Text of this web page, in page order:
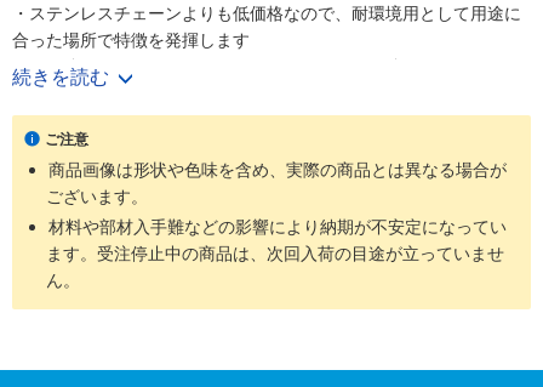
・ステンレスチェーンよりも低価格なので、耐環境用として用途に
合った場所で特徴を発揮します
・引張強さについてはステンレスチェーンよりも強いです
【用途】
・ラストップチェーンはほとんどのローラチェーン、ニバイピッチ
等のアタッチメント付チェーンにも適用可能です
・耐環境用として軽い腐食環境にさらされる屋外使用に最適です
続きを読む
ご注意
商品画像は形状や色味を含め、実際の商品とは異なる場合が
ございます。
材料や部材入手難などの影響により納期が不安定になってい
ます。受注停止中の商品は、次回入荷の目途が立っていませ
ん。